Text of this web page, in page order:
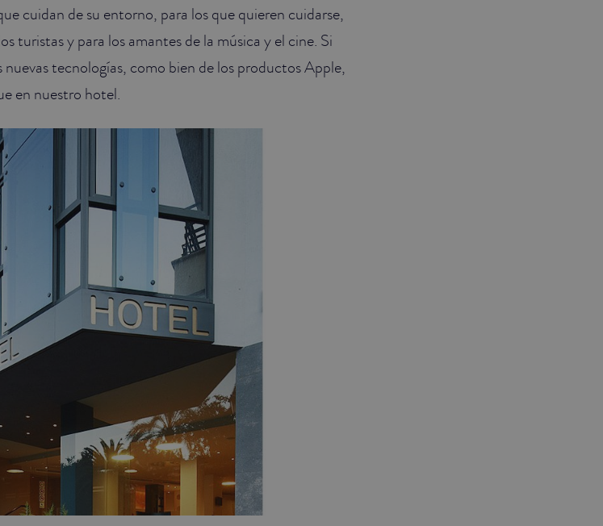
cuidan de su entorno, para los que quieren cuidarse,
turistas y para los amantes de la música y el cine. Si
tecnologías, como bien de los productos Apple,
en nuestro hotel.